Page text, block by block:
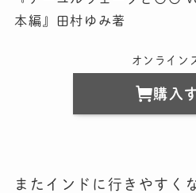
本編』田村ゆみ著
オンライン
購入
またインドに行きやすく